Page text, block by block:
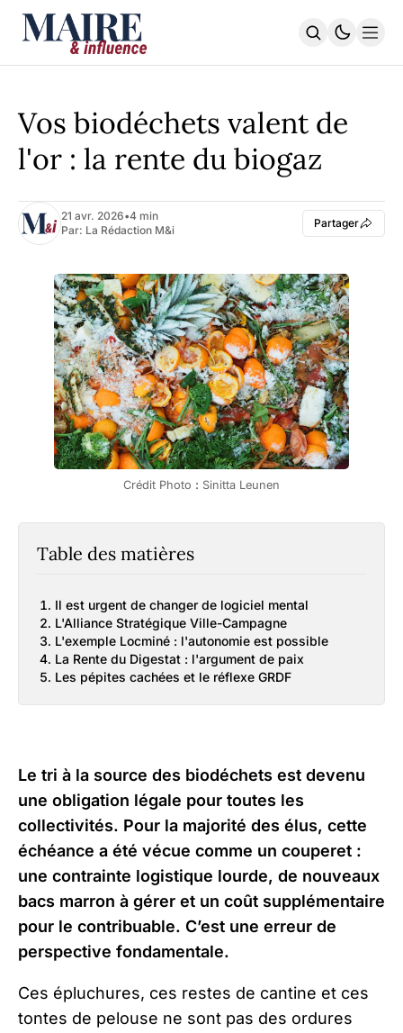
PILOTAGE & FINANCES
TRANSITION DURABLE
L’EXÉCUTIF | La Lettre
L'INDEX
Vos biodéchets valent de
l'or : la rente du biogaz
21 avr. 2026•4 min
Par: La Rédaction M&i
Partager
Crédit Photo : Sinitta Leunen
Table des matières
Il est urgent de changer de logiciel mental
L'Alliance Stratégique Ville-Campagne
L'exemple Locminé : l'autonomie est possible
La Rente du Digestat : l'argument de paix
Les pépites cachées et le réflexe GRDF
Le tri à la source des biodéchets est devenu
une obligation légale pour toutes les
collectivités. Pour la majorité des élus, cette
échéance a été vécue comme un couperet :
une contrainte logistique lourde, de nouveaux
bacs marron à gérer et un coût supplémentaire
pour le contribuable. C’est une erreur de
perspective fondamentale.
Ces épluchures, ces restes de cantine et ces
tontes de pelouse ne sont pas des ordures